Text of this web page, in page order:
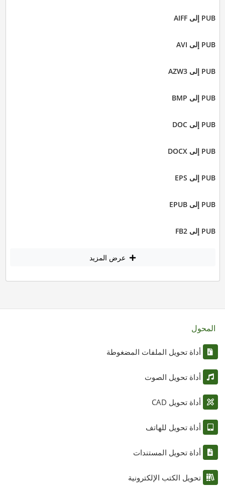
PUB إلى AIFF
PUB إلى AVI
PUB إلى AZW3
PUB إلى BMP
PUB إلى DOC
PUB إلى DOCX
PUB إلى EPS
PUB إلى EPUB
PUB إلى FB2
عرض المزيد
المحول
أداة تحويل الملفات المضغوطة
أداة تحويل الصوت
أداة تحويل CAD
أداة تحويل للهاتف
أداة تحويل المستندات
تحويل الكتب الإلكترونية